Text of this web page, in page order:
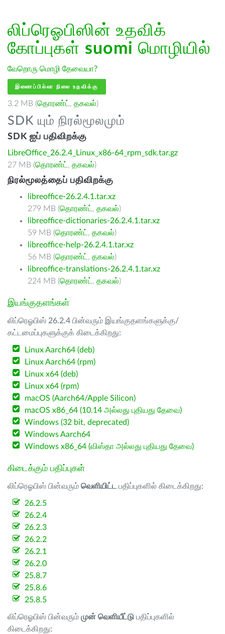
லிப்ரெஓபிஸின் உதவிக்
கோப்புகள் suomi மொழியில்
வேறொரு மொழி தேவையா?
இணைப்பில்லா நிலை உதவிக்கு
3.2 MB (தொரண்ட் , தகவல்)
SDK யும் நிரல்மூலமும்
SDK ஐப் பதிவிறக்கு
LibreOffice_26.2.4_Linux_x86-64_rpm_sdk.tar.gz
27 MB (தொரண்ட் , தகவல்)
நிரல்மூலத்தைப் பதிவிறக்கு
libreoffice-26.2.4.1.tar.xz
279 MB (தொரண்ட் , தகவல்)
libreoffice-dictionaries-26.2.4.1.tar.xz
59 MB (தொரண்ட் , தகவல்)
libreoffice-help-26.2.4.1.tar.xz
56 MB (தொரண்ட் , தகவல்)
libreoffice-translations-26.2.4.1.tar.xz
224 MB (தொரண்ட் , தகவல்)
இயங்குதளங்கள்
லிப்ரெஓபிஸ் 26.2.4 பின்வரும் இயங்குதளங்களுக்கு/
கட்டமைப்புகளுக்குக் கிடைக்கிறது:
Linux Aarch64 (deb)
Linux Aarch64 (rpm)
Linux x64 (deb)
Linux x64 (rpm)
macOS (Aarch64/Apple Silicon)
macOS x86_64 (10.14 அல்லது புதியது தேவை)
Windows (32 bit, deprecated)
Windows Aarch64
Windows x86_64 (விஸ்தா அல்லது புதியது தேவை)
கிடைக்கும் பதிப்புகள்
லிப்ரெஓபிஸ் பின்வரும் வெளியிட்ட பதிப்புகளில் கிடைக்கிறது:
26.2.5
26.2.4
26.2.3
26.2.2
26.2.1
26.2.0
25.8.7
25.8.6
25.8.5
லிப்ரெஓபிஸ் பின்வரும் முன் வெளியீட்டு பதிப்புகளில்
கிடைக்கிறது: